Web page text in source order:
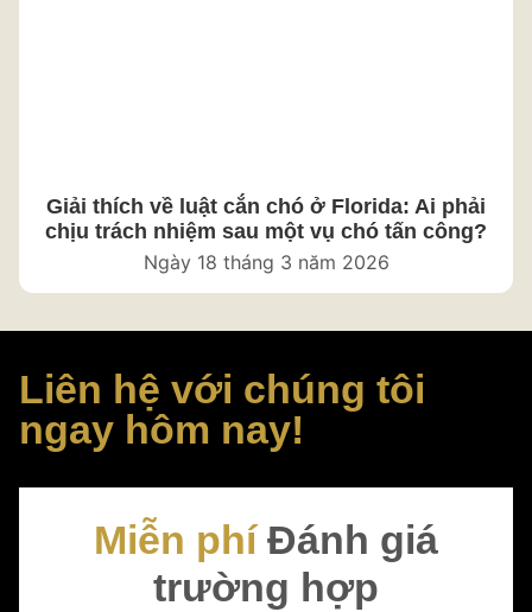
Giải thích về luật cắn chó ở Florida: Ai phải
chịu trách nhiệm sau một vụ chó tấn công?
Ngày 18 tháng 3 năm 2026
Liên hệ với chúng tôi
ngay hôm nay!
Miễn phí Đánh giá
trường hợp